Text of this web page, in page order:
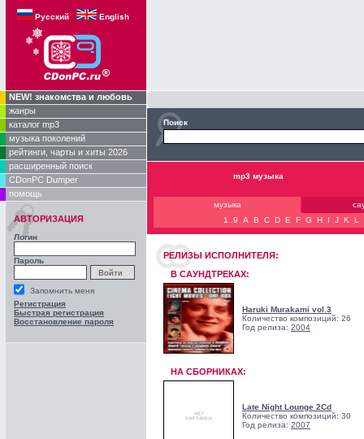
Русский English
NEW! знакомства и любовь
жанры
каталог mp3
музыка поколений
рейтинги, чарты и хиты 2026
расширенный поиск
CDonPC Dumper
помощь
АВТОРИЗАЦИЯ
Логин
Пароль
Запомнить меня
Регистрация
Быстрая регистрация
Восстановление пароля
Поиск
mp3 музыка
музыка
1..9
A B C D E F G H I J K L
РЕЛИЗЫ ИCПОЛНИТЕЛЯ:
В САУНДТРЕКАХ:
Haruki Murakami vol.3
Количество композиций: 26
Год релиза: 2004
НА СБОРНИКАХ:
Late Night Lounge 2Cd
Количество композиций: 30
Год релиза: 2007